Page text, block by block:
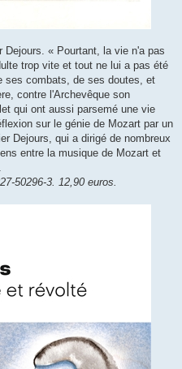
Dejours. « Pourtant, la vie n'a pas
trop vite et tout ne lui a pas été
ses combats, de ses doutes, et
contre l'Archevêque son
qui ont aussi parsemé une vie
sur le génie de Mozart par un
Dejours, qui a dirigé de nombreux
entre la musique de Mozart et
50296-3. 12,90 euros.